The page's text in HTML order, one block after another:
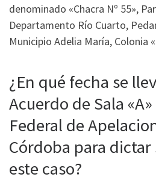
denominado «Chacra Nº 55»,
Departamento Río Cuarto,
Municipio Adelia María, Colonia
¿En qué fecha se
Acuerdo de Sala
Federal de
Córdoba para
este caso?